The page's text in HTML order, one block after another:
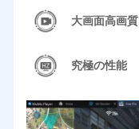
大画面高画質
究極の性能